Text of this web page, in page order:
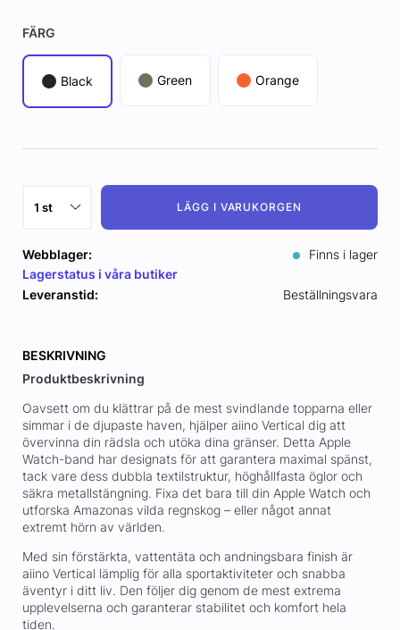
FÄRG
Black Green Orange
LÄGG I VARUKORGEN
Webblager:
Finns i lager
Lagerstatus i våra butiker
Leveranstid:
Beställningsvara
BESKRIVNING
Produktbeskrivning
Oavsett om du klättrar på de mest svindlande topparna eller
simmar i de djupaste haven, hjälper aiino Vertical dig att
övervinna din rädsla och utöka dina gränser. Detta Apple
Watch-band har designats för att garantera maximal spänst,
tack vare dess dubbla textilstruktur, höghållfasta öglor och
säkra metallstängning. Fixa det bara till din Apple Watch och
utforska Amazonas vilda regnskog – eller något annat
extremt hörn av världen.
Med sin förstärkta, vattentäta och andningsbara finish är
aiino Vertical lämplig för alla sportaktiviteter och snabba
äventyr i ditt liv. Den följer dig genom de mest extrema
upplevelserna och garanterar stabilitet och komfort hela
tiden.